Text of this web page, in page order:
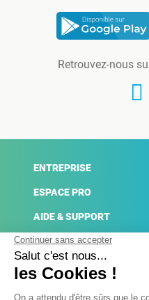
Retrouvez-nous
ENTREPRISE
ESPACE PRO
AIDE & SUPPORT
ACTUALITÉS